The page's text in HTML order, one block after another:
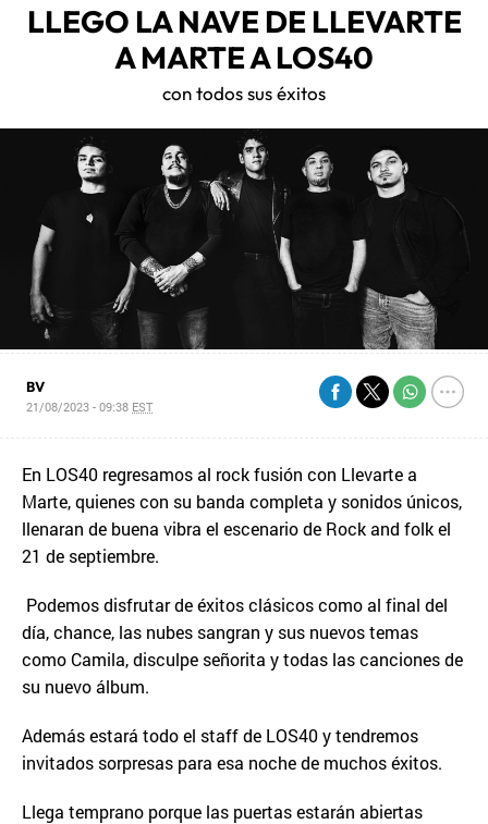
LLEGO LA NAVE DE LLEVARTE
A MARTE A LOS40
con todos sus éxitos
BV
21/08/2023 - 09:38 EST
En LOS40 regresamos al rock fusión con Llevarte a
Marte, quienes con su banda completa y sonidos únicos,
llenaran de buena vibra el escenario de Rock and folk el
21 de septiembre.
Podemos disfrutar de éxitos clásicos como al final del
día, chance, las nubes sangran y sus nuevos temas
como Camila, disculpe señorita y todas las canciones de
su nuevo álbum.
Además estará todo el staff de LOS40 y tendremos
invitados sorpresas para esa noche de muchos éxitos.
Llega temprano porque las puertas estarán abiertas